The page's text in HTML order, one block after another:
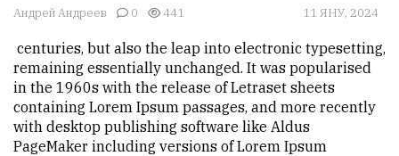
Андрей Андреев 0 441 11 ЯНУ, 2024
remaining essentially unchanged. It was popularised
in the 1960s with the release of Letraset sheets
containing Lorem Ipsum passages, and more recently
with desktop publishing software like Aldus
PageMaker including versions of Lorem Ipsum